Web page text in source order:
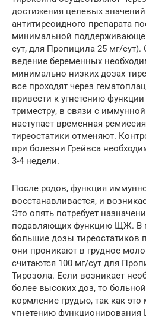
достижения целевых
антитиреоидного препарата
минимальной
сут, для Пропицила 25 мг/сут).
ведение беременных
минимально низких дозах
все проходят через
привести к угнетению
триместру, в связи с
наступает временная
тиреостатики отменяют.
при болезни Грейвса
3-4 недели.
После родов, функция
восстанавливается, и
Это опять потребует
подавляющих функцию ЩЖ. В
большие дозы тиреостатиков
они проникают в грудное
считаются 100 мг/сут для
Тирозола. Если возникает
более высоких доз, то
кормление грудью, так как
угнетению